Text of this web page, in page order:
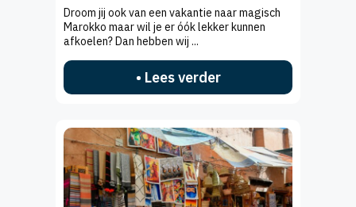
Droom jij ook van een vakantie naar magisch
Marokko maar wil je er óók lekker kunnen
afkoelen? Dan hebben wij ...
• Lees verder